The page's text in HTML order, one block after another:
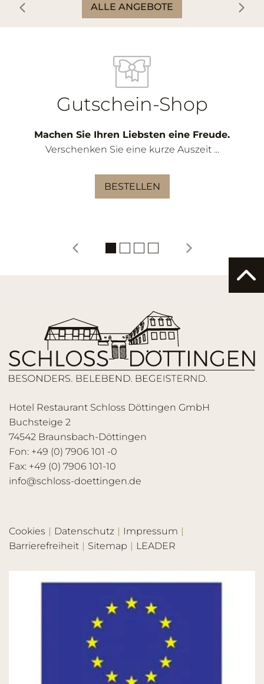
ALLE ANGEBOTE
Gutschein-Shop
Machen Sie Ihren Liebsten eine Freude.
Verschenken Sie eine kurze Auszeit ...
BESTELLEN
Hotel Restaurant Schloss Döttingen GmbH
Buchsteige 2
74542 Braunsbach-Döttingen
Fon: +49 (0) 7906 101 -0
Fax: +49 (0) 7906 101-10
info@schloss-doettingen.de
Cookies Datenschutz
Impressum
Barrierefreiheit
Sitemap LEADER